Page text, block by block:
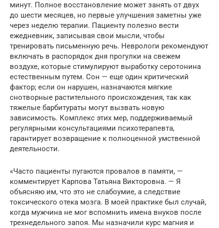
минут. Полное восстановление может занять от двух
до шести месяцев, но первые улучшения заметны уже
через неделю терапии. Пациенту полезно вести
ежедневник, записывая свои мысли, чтобы
тренировать письменную речь. Неврологи рекомендуют
включать в распорядок дня прогулки на свежем
воздухе, которые стимулируют выработку серотонина
естественным путем. Сон — еще один критический
фактор; если он нарушен, назначаются мягкие
снотворные растительного происхождения, так как
тяжелые барбитураты могут вызвать новую
зависимость. Комплекс этих мер, поддерживаемый
регулярными консультациями психотерапевта,
гарантирует возвращение к полноценной умственной
деятельности.
«Часто пациенты пугаются провалов в памяти, —
комментирует Карпова Татьяна Викторовна. — Я
объясняю им, что это не слабоумие, а следствие
токсического отека мозга. В моей практике был случай,
когда мужчина не мог вспомнить имена внуков после
трехнедельного запоя. Мы назначили курс магния и